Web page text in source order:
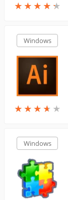
★ ★ ★ ★ ★
★ ★ ★ ★ ★
Windows
★ ★ ★ ★ ★
★ ★ ★ ★ ★
Windows